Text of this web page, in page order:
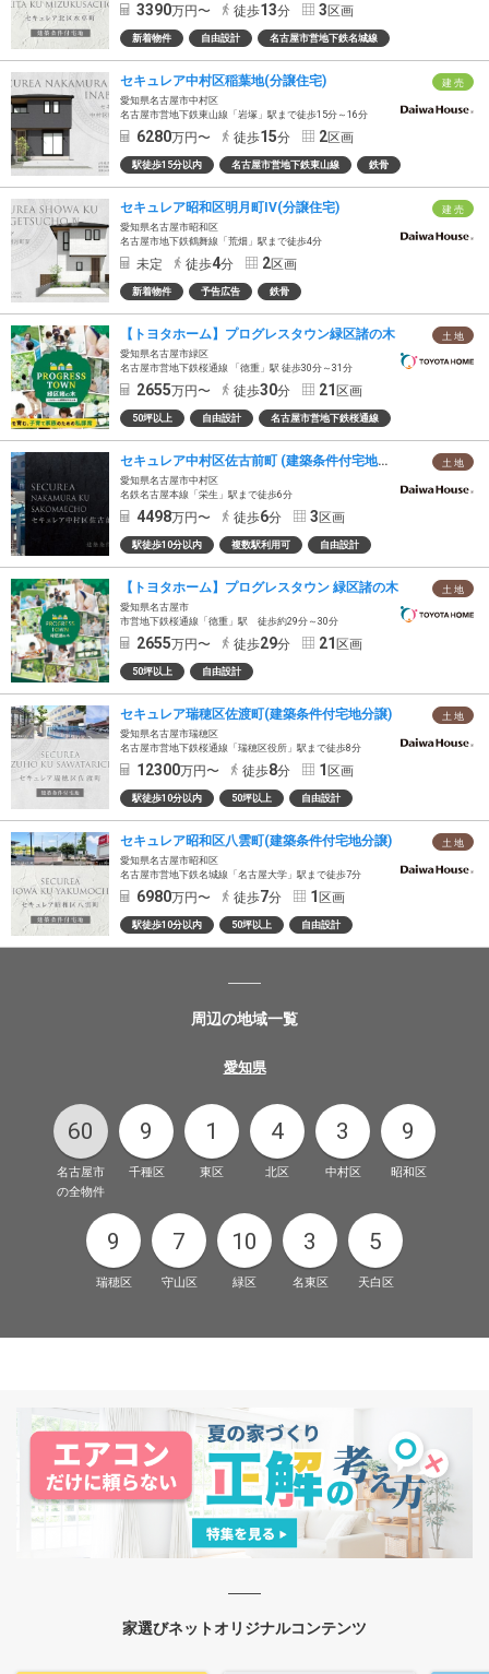
3390万円〜 徒歩13分 3 区画
新着物件 自由設計 名古屋市営地下鉄名城線
建 売
セキュレア中村区稲葉地(分譲住宅)
愛知県名古屋市中村区
名古屋市営地下鉄東山線「岩塚」駅まで徒歩15分～16分
6280万円〜 徒歩15分 2区画
駅徒歩15分以内 名古屋市営地下鉄東山線 鉄骨
建 売
セキュレア昭和区明月町IV(分譲住宅)
愛知県名古屋市昭和区
名古屋市地下鉄鶴舞線「荒畑」駅まで徒歩4分
未定 徒歩4分 2区画
新着物件 予告広告 鉄骨
土 地
【トヨタホーム】プログレスタウン緑区諸の木
愛知県名古屋市緑区
名古屋市営地下鉄桜通線 「徳重」駅 徒歩30分～31分
2655万円〜 徒歩30分 21 区画
50坪以上 自由設計 名古屋市営地下鉄桜通線
土 地
セキュレア中村区佐古前町 (建築条件付宅地分譲)
愛知県名古屋市中村区
名鉄名古屋本線「栄生」駅まで徒歩6分
4498万円〜 徒歩6分 3 区画
駅徒歩10分以内 複数駅利用可 自由設計
土 地
【トヨタホーム】プログレスタウン 緑区諸の木
愛知県名古屋市
市営地下鉄桜通線「徳重」駅 徒歩約29分～30分
2655万円〜 徒歩29分 21 区画
50坪以上 自由設計
土 地
セキュレア瑞穂区佐渡町(建築条件付宅地分譲)
愛知県名古屋市瑞穂区
名古屋市営地下鉄桜通線「瑞穂区役所」駅まで徒歩8分
12300万円〜 徒歩8分 1 区画
駅徒歩10分以内 50坪以上 自由設計
土 地
セキュレア昭和区八雲町(建築条件付宅地分譲)
愛知県名古屋市昭和区
名古屋市営地下鉄名城線「名古屋大学」駅まで徒歩7分
6980万円〜 徒歩7分 1 区画
駅徒歩10分以内 50坪以上 自由設計
周辺の地域一覧
愛知県
60
名古屋市
の全物件
9
千種区
1
東区
4
北区
3
中村区
9
昭和区
9
瑞穂区
7
守山区
10
緑区
3
名東区
5
天白区
家選びネットオリジナルコンテンツ